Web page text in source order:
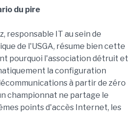
du pire
responsable IT au sein de
de l'USGA, résume bien cette
pourquoi l'association détruit et
la configuration
à partir de zéro
championnat ne partage le
points d'accès Internet, les